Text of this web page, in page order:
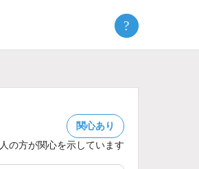
?
関心あり
人の方が関心を示しています